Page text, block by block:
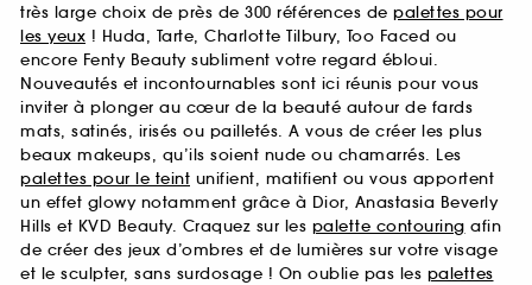
très large choix de près de 300 références de palettes pour
les yeux ! Huda, Tarte, Charlotte Tilbury, Too Faced ou
encore Fenty Beauty subliment votre regard ébloui.
Nouveautés et incontournables sont ici réunis pour vous
inviter à plonger au cœur de la beauté autour de fards
mats, satinés, irisés ou pailletés. A vous de créer les plus
beaux makeups, qu’ils soient nude ou chamarrés. Les
palettes pour le teint unifient, matifient ou vous apportent
un effet glowy notamment grâce à Dior, Anastasia Beverly
Hills et KVD Beauty. Craquez sur les palette contouring afin
de créer des jeux d’ombres et de lumières sur votre visage
et le sculpter, sans surdosage ! On oublie pas les palettes